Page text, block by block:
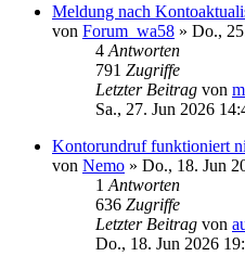
Meldung nach
von Forum_wa58 » Do.,
4 Antworten
791 Zugriffe
Letzter Beitrag von
Sa., 27. Jun 2026
Kontorundruf funktioniert
von Nemo » Do., 18. Jun
1 Antworten
636 Zugriffe
Letzter Beitrag von
Do., 18. Jun 2026